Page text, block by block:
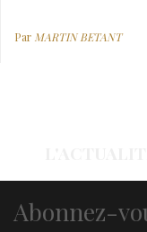
ParMARTIN BETANT
Abonnez-